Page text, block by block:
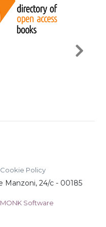
Cookie Policy
Manzoni, 24/c - 00185
MONK Software